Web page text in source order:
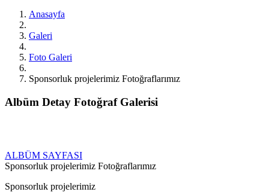
Anasayfa
Galeri
Foto Galeri
Sponsorluk projelerimiz Fotoğraflarımız
Albüm Detay Fotoğraf Galerisi
ALBÜM SAYFASI
Sponsorluk projelerimiz Fotoğraflarımız
Sponsorluk projelerimiz